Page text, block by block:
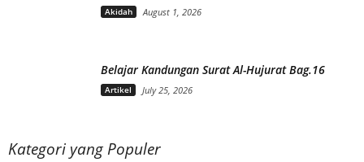
Akidah August 1, 2026
Belajar Kandungan Surat Al-Hujurat Bag.16
Artikel July 25, 2026
Kategori yang Populer